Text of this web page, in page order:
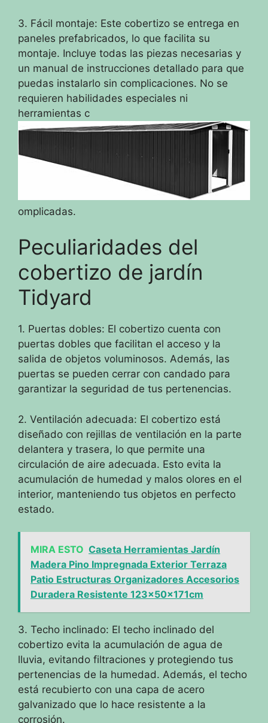
3. Fácil montaje: Este cobertizo se entrega en
paneles prefabricados, lo que facilita su
montaje. Incluye todas las piezas necesarias y
un manual de instrucciones detallado para que
puedas instalarlo sin complicaciones. No se
requieren habilidades especiales ni
herramientas c
omplicadas.
Peculiaridades del
cobertizo de jardín
Tidyard
1. Puertas dobles: El cobertizo cuenta con
puertas dobles que facilitan el acceso y la
salida de objetos voluminosos. Además, las
puertas se pueden cerrar con candado para
garantizar la seguridad de tus pertenencias.
2. Ventilación adecuada: El cobertizo está
diseñado con rejillas de ventilación en la parte
delantera y trasera, lo que permite una
circulación de aire adecuada. Esto evita la
acumulación de humedad y malos olores en el
interior, manteniendo tus objetos en perfecto
estado.
MIRA ESTO Caseta Herramientas Jardín
Madera Pino Impregnada Exterior Terraza
Patio Estructuras Organizadores Accesorios
Duradera Resistente 123x50x171cm
3. Techo inclinado: El techo inclinado del
cobertizo evita la acumulación de agua de
lluvia, evitando filtraciones y protegiendo tus
pertenencias de la humedad. Además, el techo
está recubierto con una capa de acero
galvanizado que lo hace resistente a la
corrosión.